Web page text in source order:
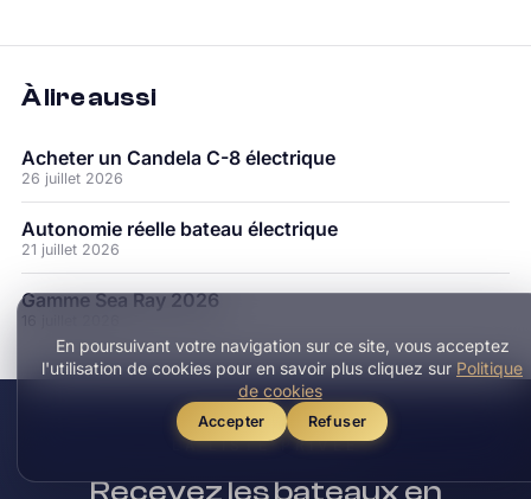
En poursuivant votre navigation sur ce site, vous acceptez
l'utilisation de cookies pour en savoir plus cliquez sur Politique
de cookies
Accepter Refuser
À lire aussi
Acheter un Candela C-8 électrique
26 juillet 2026
Autonomie réelle bateau électrique
21 juillet 2026
Gamme Sea Ray 2026
LA LISTE PRIVÉE